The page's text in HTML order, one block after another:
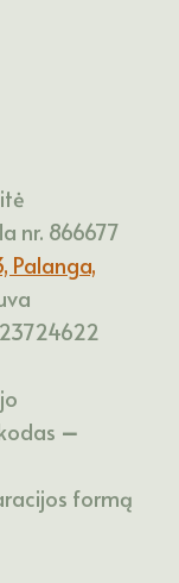
nr. 866677
Palanga,
–
formą